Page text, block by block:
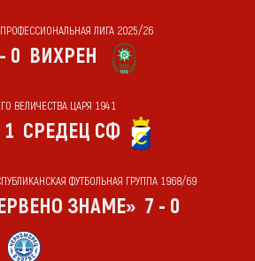
ПРОФЕССИОНАЛЬНАЯ ЛИГА 2025/26
0 ВИХРЕН
ВЕЛИЧЕСТВА ЦАРЯ 1941
СРЕДЕЦ СФ
ФУТБОЛЬНАЯ ГРУППА 1968/69
ЗНАМЕ» 7 - 0